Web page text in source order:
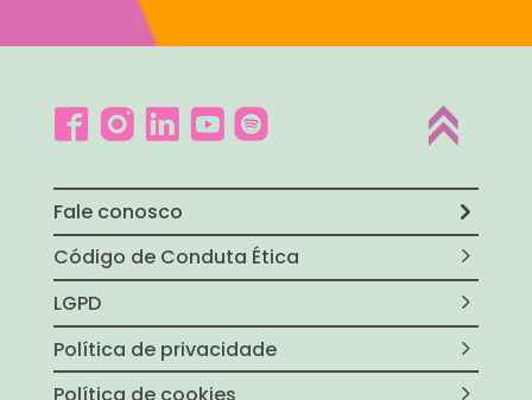
Fale conosco
Código de Conduta Ética
LGPD
Política de privacidade